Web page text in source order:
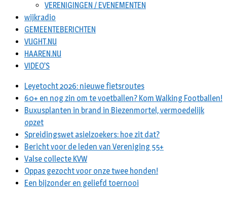
VERENIGINGEN / EVENEMENTEN
wijkradio
GEMEENTEBERICHTEN
VUGHT.NU
HAAREN.NU
VIDEO’S
Leyetocht 2026: nieuwe fietsroutes
60+ en nog zin om te voetballen? Kom Walking Footballen!
Buxusplanten in brand in Biezenmortel, vermoedelijk
opzet
Spreidingswet asielzoekers: hoe zit dat?
Bericht voor de leden van Vereniging 55+
Valse collecte KVW
Oppas gezocht voor onze twee honden!
Een bijzonder en geliefd toernooi